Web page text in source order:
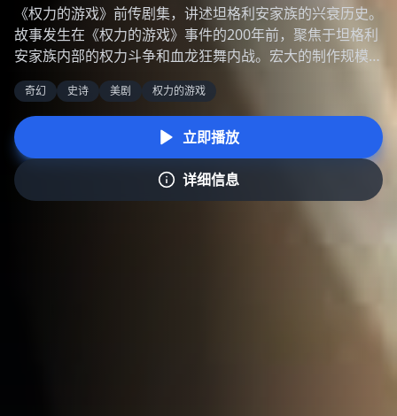
《权力的游戏》前传剧集，讲述坦格利安家族的兴衰历史。
故事发生在《权力的游戏》事件的200年前，聚焦于坦格利
安家族内部的权力斗争和血龙狂舞内战。宏大的制作规模，
精彩的龙战场面，复杂的人物关系，延续了原作的史诗气
质。
奇幻 史诗 美剧 权力的游戏
立即播放
详细信息